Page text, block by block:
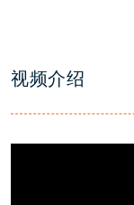
视频介绍